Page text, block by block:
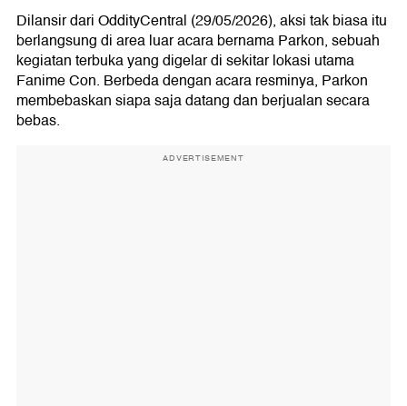
Dilansir dari OddityCentral (29/05/2026), aksi tak biasa itu
berlangsung di area luar acara bernama Parkon, sebuah
kegiatan terbuka yang digelar di sekitar lokasi utama
Fanime Con. Berbeda dengan acara resminya, Parkon
membebaskan siapa saja datang dan berjualan secara
bebas.
ADVERTISEMENT